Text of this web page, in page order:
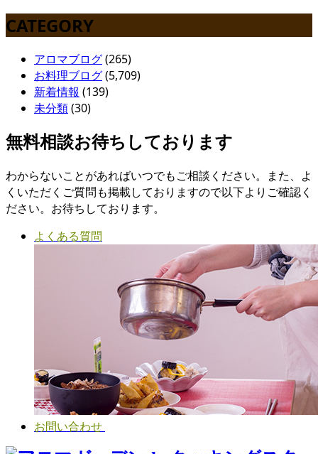
CATEGORY
アロマブログ(265)
お料理ブログ(5,709)
新着情報 (139)
未分類(30)
無料相談お待ちしております
わからないことがあればいつでもご相談ください。また、よ
くいただくご質問も掲載しておりますので以下よりご確認く
ださい。お待ちしております。
よくある質問
お問い合わせ